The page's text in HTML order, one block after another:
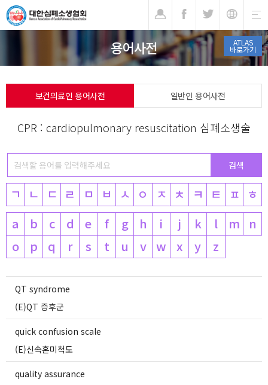
ATLAS
바로가기
용어사전
보건의료인 용어사전 일반인 용어사전
CPR : cardiopulmonary resuscitation 심폐소생술
ㄱ ㄴ ㄷ ㄹ ㅁ ㅂ ㅅ ㅇ ㅈ ㅊ ㅋ ㅌ ㅍ ㅎ
a
b c d e f g h i j k l m
n
o
p q r s t u v w x y z
QT syndrome
(E)QT 증후군
quick confusion scale
(E)신속혼미척도
quality assurance